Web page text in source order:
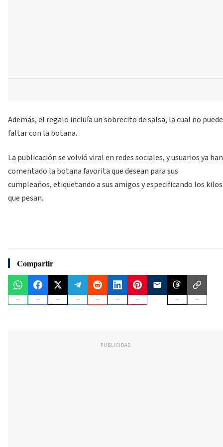
Además, el regalo incluía un sobrecito de salsa, la cual no puede
faltar con la botana.
La publicación se volvió viral en redes sociales, y usuarios ya han
comentado la botana favorita que desean para sus
cumpleaños, etiquetando a sus amigos y especificando los kilos
que pesan.
Compartir
PUBLICIDAD